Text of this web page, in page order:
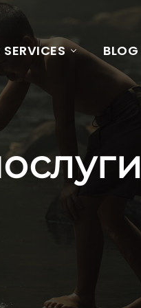
SERVICES BLOG